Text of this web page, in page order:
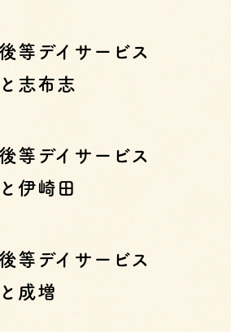
等デイサービス
志布志
等デイサービス
伊崎田
等デイサービス
成増